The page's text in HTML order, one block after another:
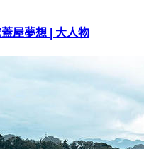
屋夢想 | 大人物